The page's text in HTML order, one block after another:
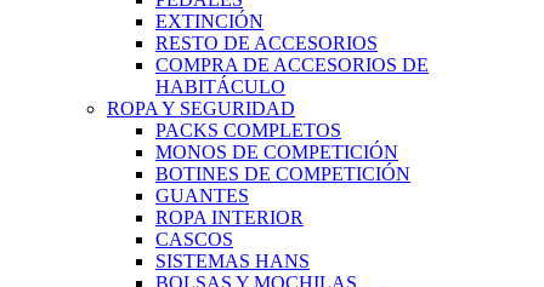
EXTINCIÓN
RESTO DE ACCESORIOS
COMPRA DE ACCESORIOS DE
HABITÁCULO
ROPA Y SEGURIDAD
PACKS COMPLETOS
MONOS DE COMPETICIÓN
BOTINES DE COMPETICIÓN
GUANTES
ROPA INTERIOR
CASCOS
SISTEMAS HANS
BOLSAS Y MOCHILAS